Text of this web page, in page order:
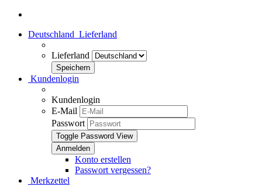
Deutschland Lieferland
Lieferland
Kundenlogin
Kundenlogin
E-Mail
Passwort
Toggle Password View
Konto erstellen
Passwort vergessen?
Merkzettel